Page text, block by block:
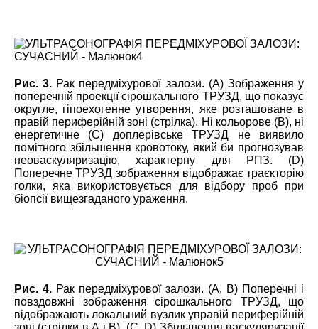
Рис. 3. Рак передміхурової залози. (А) Зображення у
поперечній проекції сірошкального ТРУЗД, що показує
округле, гіпоехогенне утворення, яке розташоване в
правій периферійній зоні (стрілка). Ні кольорове (B), ні
енергетичне (С) доплерівське ТРУЗД не виявило
помітного збільшення кровотоку, який би прогнозував
неоваскуляризацію, характерну для РПЗ. (D)
Поперечне ТРУЗД зображення відображає траєкторію
голки, яка використовується для відбору проб при
біопсії вищезгаданого ураження.
Рис. 4. Рак передміхурової залози. (A, B) Поперечні і
повздовжні зображення сірошкального ТРУЗД, що
відображають локальний вузлик управій периферійній